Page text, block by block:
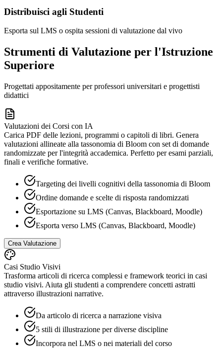
Distribuisci agli Studenti
Esporta sul LMS o ospita sessioni di valutazione dal vivo
Strumenti di Valutazione per l'Istruzione
Superiore
Progettati appositamente per professori universitari e progettisti
didattici
Valutazioni dei Corsi con IA
Carica PDF delle lezioni, programmi o capitoli di libri. Genera
valutazioni allineate alla tassonomia di Bloom con set di domande
randomizzate per l'integrità accademica. Perfetto per esami parziali,
finali e verifiche formative.
Targeting dei livelli cognitivi della tassonomia di Bloom
Ordine domande e scelte di risposta randomizzati
Esportazione su LMS (Canvas, Blackboard, Moodle)
Esporta verso LMS (Canvas, Blackboard, Moodle)
Crea Valutazione
Casi Studio Visivi
Trasforma articoli di ricerca complessi e framework teorici in casi
studio visivi. Aiuta gli studenti a comprendere concetti astratti
attraverso illustrazioni narrative.
Da articolo di ricerca a narrazione visiva
5 stili di illustrazione per diverse discipline
Incorpora nel LMS o nei materiali del corso